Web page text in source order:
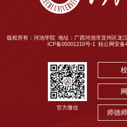
版权所有：河池学院 地址：广西河池市宜州区龙
ICP备05001210号-1 桂公网安备
官方微信
师德